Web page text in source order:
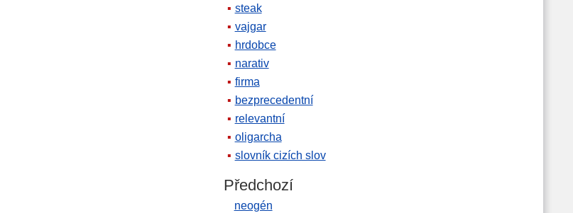
steak
vajgar
hrdobce
narativ
firma
bezprecedentní
relevantní
oligarcha
slovník cizích slov
Předchozí
neogén